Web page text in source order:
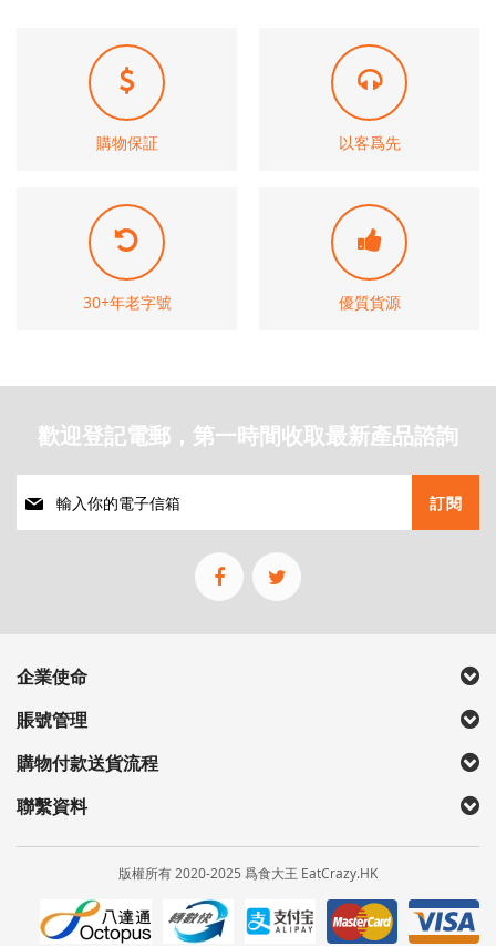
購物保証 以客爲先
30+年老字號 優質貨源
歡迎登記電郵，第一時間收取最新產品諮詢
冊
我
訂閱
企業使命
賬號管理
購物付款送貨流程
聯繫資料
版權所有 2020-2025 爲食大王 EatCrazy.HK